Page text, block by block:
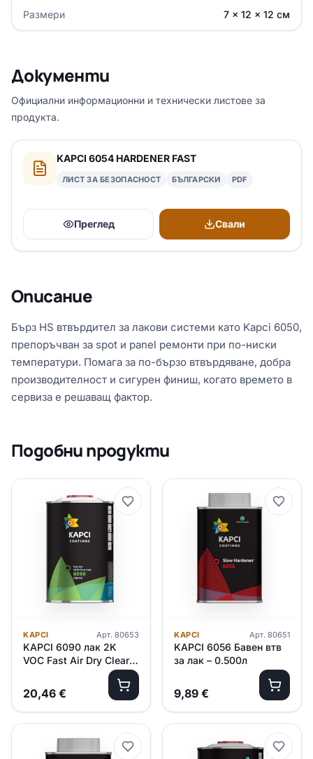
Размери 7 × 12 × 12 см
Документи
Официални информационни и технически листове за
продукта.
KAPCI 6054 HARDENER FAST
ЛИСТ ЗА БЕЗОПАСНОСТ БЪЛГАРСКИ PDF
Преглед Свали
Описание
Бърз HS втвърдител за лакови системи като Kapci 6050,
препоръчван за spot и panel ремонти при по-ниски
температури. Помага за по-бързо втвърдяване, добра
производителност и сигурен финиш, когато времето в
сервиза е решаващ фактор.
Подобни продукти
KAPCI Арт. 80653
KAPCI 6090 лак 2K
VOC Fast Air Dry Clear
20,46 €
KAPCI Арт. 80651
KAPCI 6056 Бавен втв
за лак – 0.500л
9,89 €